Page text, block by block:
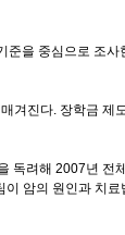
을 중심으로 조
겨진다. 장학금 제
독려해 2007년 전
암의 원인과 치료